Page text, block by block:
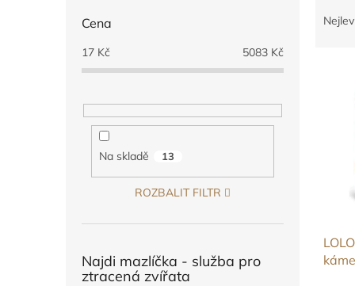
Cena
17 Kč 5083 Kč
Na skladě 13
ROZBALIT FILTR
Najdi mazlíčka - služba pro
ztracená zvířata